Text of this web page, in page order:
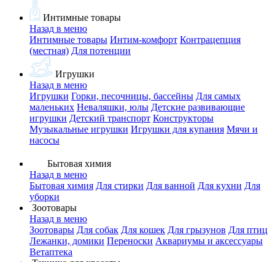
Интимные товары
Назад в меню
Интимные товары Интим-комфорт Контрацепция
(местная) Для потенции
Игрушки
Назад в меню
Игрушки Горки, песочницы, бассейны Для самых
маленьких Неваляшки, юлы Детские развивающие
игрушки Детский транспорт Конструкторы
Музыкальные игрушки Игрушки для купания Мячи и
насосы
Бытовая химия
Назад в меню
Бытовая химия Для стирки Для ванной Для кухни Для
уборки
Зоотовары
Назад в меню
Зоотовары Для собак Для кошек Для грызунов Для птиц
Лежанки, домики Переноски Аквариумы и аксессуары
Ветаптека